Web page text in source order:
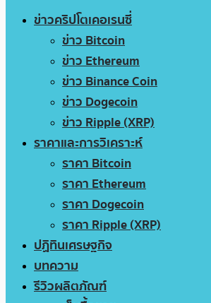
ข่าวคริปโตเคอเรนซี่
ข่าว Bitcoin
ข่าว Ethereum
ข่าว Binance Coin
ข่าว Dogecoin
ข่าว Ripple (XRP)
ราคาและการวิเคราะห์
ราคา Bitcoin
ราคา Ethereum
ราคา Dogecoin
ราคา Ripple (XRP)
ปฏิทินเศรษฐกิจ
บทความ
รีวิวผลิตภัณฑ์